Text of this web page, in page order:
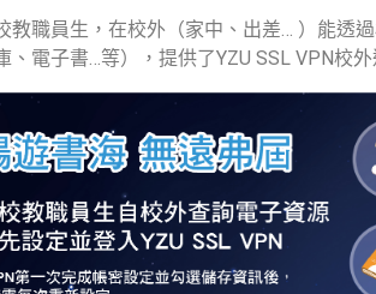
教職員生，在校外（家中、出差… ）能透
、電子書…等），提供了YZU SSL VPN校外